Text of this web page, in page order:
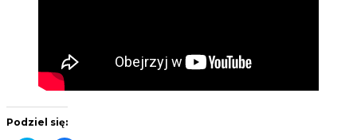
Podziel się: